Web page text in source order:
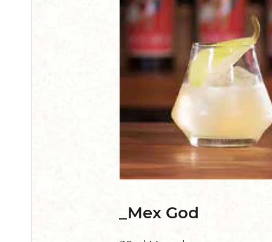
_Mex God